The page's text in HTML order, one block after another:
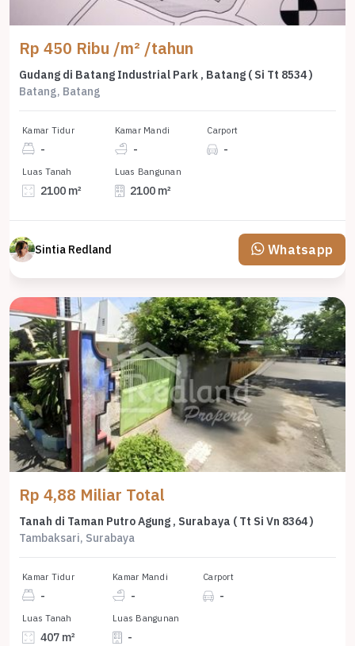
Rp 450 Ribu /m² /tahun
Gudang di Batang Industrial Park , Batang ( Si Tt 8534 )
Batang, Batang
Kamar Tidur
-
Kamar Mandi
-
Carport
-
Luas Tanah
2100 m²
Luas Bangunan
2100 m²
Sintia Redland Whatsapp
Rp 4,88 Miliar Total
Tanah di Taman Putro Agung , Surabaya ( Tt Si Vn 8364 )
Tambaksari, Surabaya
Kamar Tidur
-
Kamar Mandi
-
Carport
-
Luas Tanah
407 m²
Luas Bangunan
-